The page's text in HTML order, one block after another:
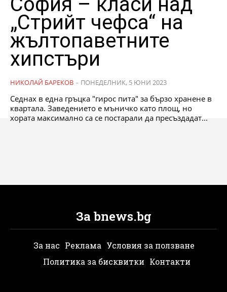
„Стрийт чефса“ на
жълтопаветните
хипстъри
НИКОЛАЙ БАРЕКОВ - ПОНЕДЕЛНИК, 5 ЮНИ 2023
Седнах в една гръцка "гирос пита" за бързо хранене в
квартала. Заведението е мъничко като площ, но
хората максимално са се постарали да пресъздадат...
За bnews.bg
За нас Реклама Условия за ползване
Политика за бисквитки Контакти